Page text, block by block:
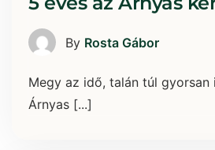
By Rosta Gábor
Megy az idő, talán túl gyorsan
Árnyas [...]